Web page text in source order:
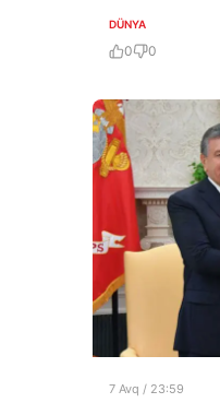
DÜNYA
0 0
7 Avq / 23:59